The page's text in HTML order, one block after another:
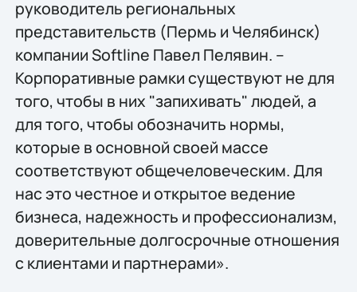
руководитель региональных
представительств (Пермь и Челябинск)
компании Softline Павел Пелявин. –
Корпоративные рамки существуют не для
того, чтобы в них "запихивать" людей, а
для того, чтобы обозначить нормы,
которые в основной своей массе
соответствуют общечеловеческим. Для
нас это честное и открытое ведение
бизнеса, надежность и профессионализм,
доверительные долгосрочные отношения
с клиентами и партнерами».